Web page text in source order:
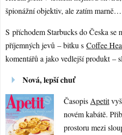
špionážní objektiv, ale zatím
S příchodem Starbucks do Česka se
příjemných jevů – bitku s Coffee
komentářů a jako vedlejší produkt –
Nová, lepší chuť
Časopis Apetit
novém kabátě.
prostoru mezi